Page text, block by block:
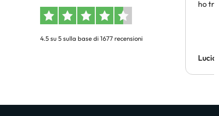
4.5 su 5 sulla base di 1677 recensioni
ho
Lucia